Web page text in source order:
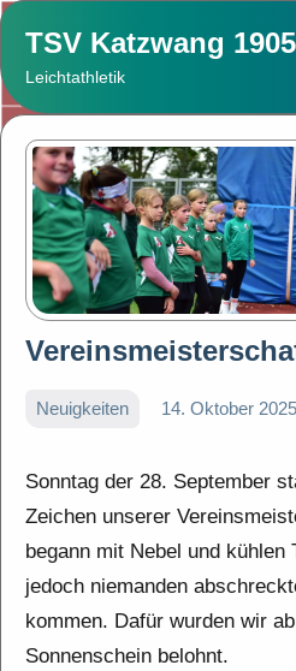
Zum
Inhalt
springen
TSV Katzwang 1905
Leichtathletik
Neuigkeiten 14. Oktober 2025
Sonntag der 28. September
Zeichen unserer
begann mit Nebel und kühlen
jedoch niemanden
kommen. Dafür wurden wir
Sonnenschein belohnt.